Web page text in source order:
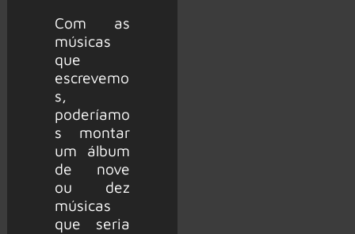
Com as
músicas
que
escrevemo
s,
poderíamo
s montar
um álbum
de nove
ou dez
músicas
que seria